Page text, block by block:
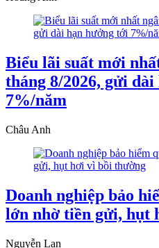
Biểu lãi suất mới
tháng 8/2026, gửi
7%/năm
Châu Anh
Doanh nghiệp bảo
lớn nhờ tiền gửi, hụt
Nguyễn Lan